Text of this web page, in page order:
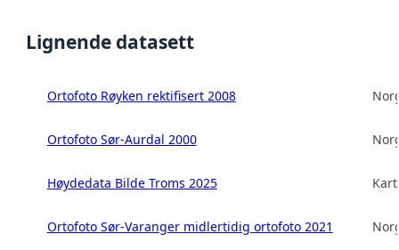
Lignende datasett
Ortofoto Røyken rektifisert 2008
Ortofoto Sør-Aurdal 2000
Høydedata Bilde Troms 2025
Ortofoto Sør-Varanger midlertidig ortofoto 2021